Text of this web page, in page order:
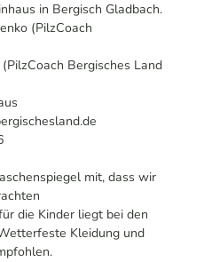
in Bergisch Gladbach.
(PilzCoach
Bergisches Land
mit, dass wir
die Kinder liegt bei den
Kleidung und